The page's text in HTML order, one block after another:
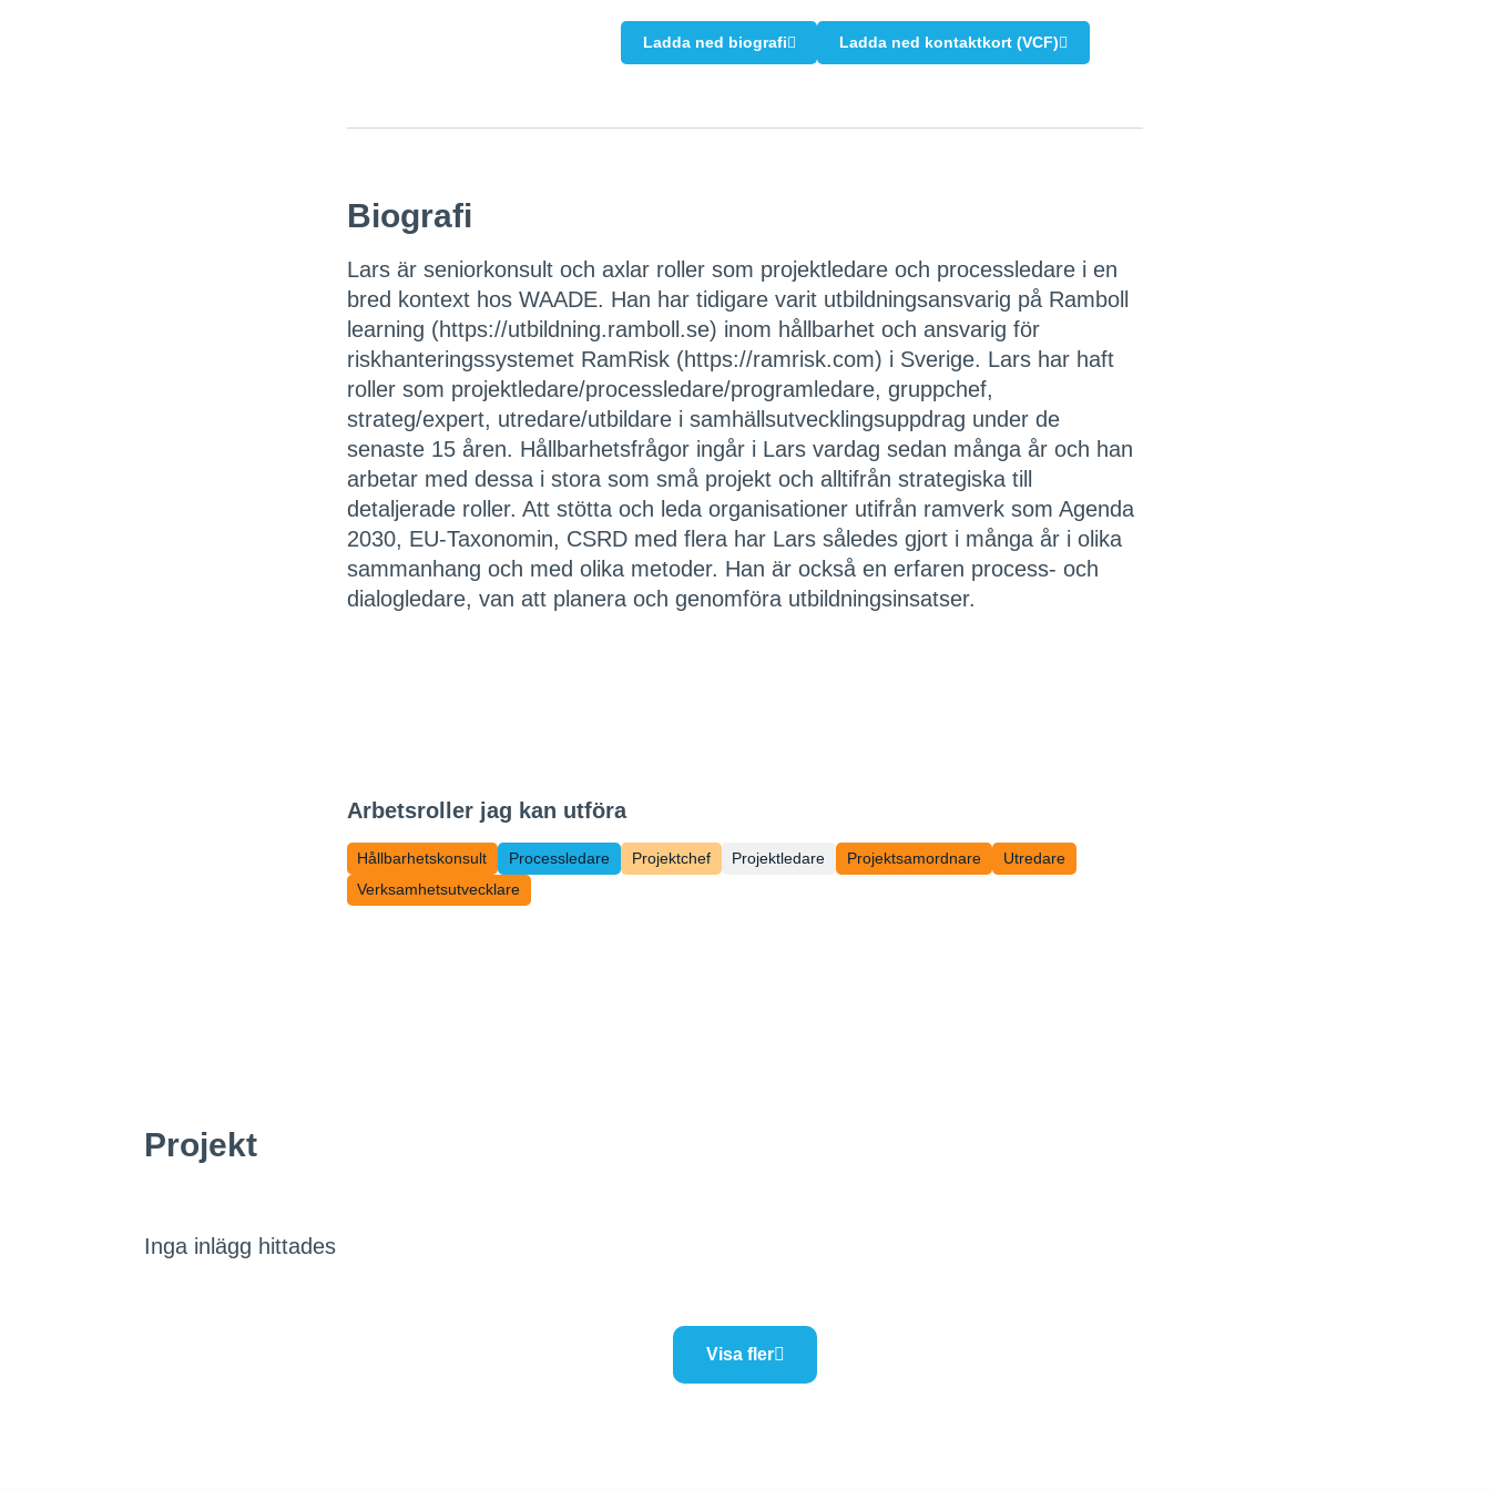
Ladda ned biografi Ladda ned kontaktkort (VCF)
Biografi
Lars är seniorkonsult och axlar roller som projektledare och processledare i en
bred kontext hos WAADE. Han har tidigare varit utbildningsansvarig på Ramboll
learning (https://utbildning.ramboll.se) inom hållbarhet och ansvarig för
riskhanteringssystemet RamRisk (https://ramrisk.com) i Sverige. Lars har haft
roller som projektledare/processledare/programledare, gruppchef,
strateg/expert, utredare/utbildare i samhällsutvecklingsuppdrag under de
senaste 15 åren. Hållbarhetsfrågor ingår i Lars vardag sedan många år och han
arbetar med dessa i stora som små projekt och alltifrån strategiska till
detaljerade roller. Att stötta och leda organisationer utifrån ramverk som Agenda
2030, EU-Taxonomin, CSRD med flera har Lars således gjort i många år i olika
sammanhang och med olika metoder. Han är också en erfaren process- och
dialogledare, van att planera och genomföra utbildningsinsatser.
Arbetsroller jag kan utföra
Hållbarhetskonsult Processledare Projektchef Projektledare Projektsamordnare
Utredare
Verksamhetsutvecklare
Projekt
Inga inlägg hittades
Visa fler